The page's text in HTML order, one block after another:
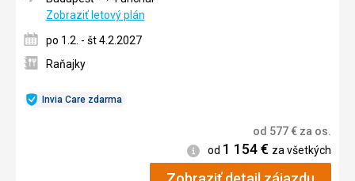
Invia Care zdarma
Zobraziť letový plán
po 1.2. - št 4.2.2027
Raňajky
od 577€ za os.
Informácie
od 1 154€ za všetkých